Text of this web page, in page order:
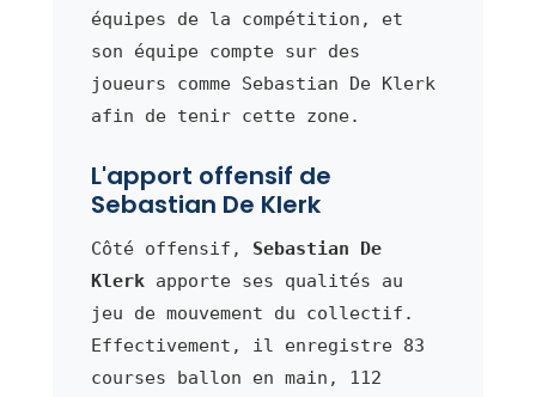
équipes de la compétition, et
son équipe compte sur des
joueurs comme Sebastian De Klerk
afin de tenir cette zone.
L'apport offensif de
Sebastian De Klerk
Côté offensif, Sebastian De
Klerkapporte ses qualités au
jeu de mouvement du collectif.
Effectivement, il enregistre 83
courses ballon en main, 112